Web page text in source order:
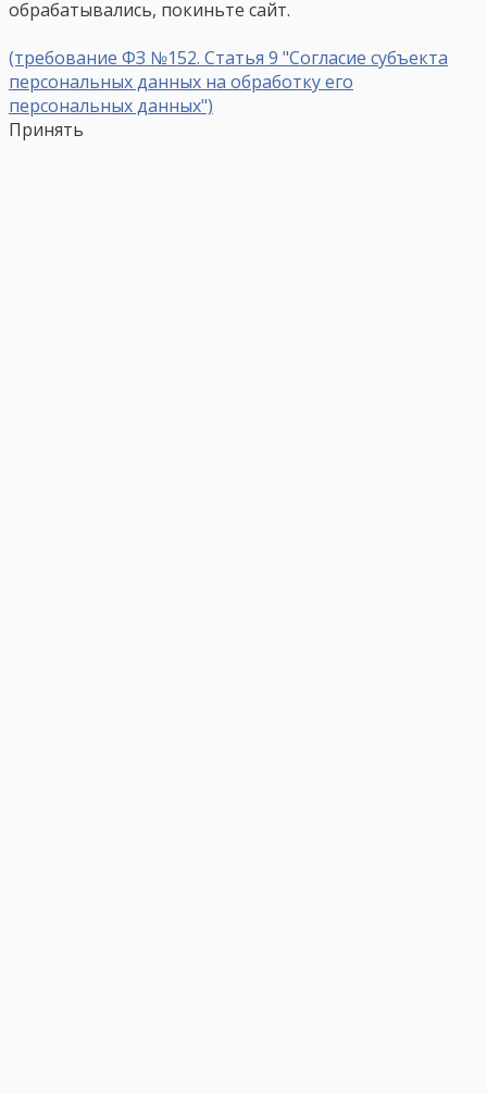
обрабатывались, покиньте сайт.
(требование ФЗ №152. Статья 9 "Согласие субъекта
персональных данных на обработку его
персональных данных")
Принять